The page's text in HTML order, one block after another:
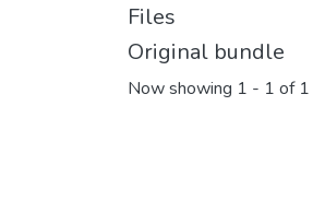
Files
Original bundle
Now showing 1 - 1 of 1